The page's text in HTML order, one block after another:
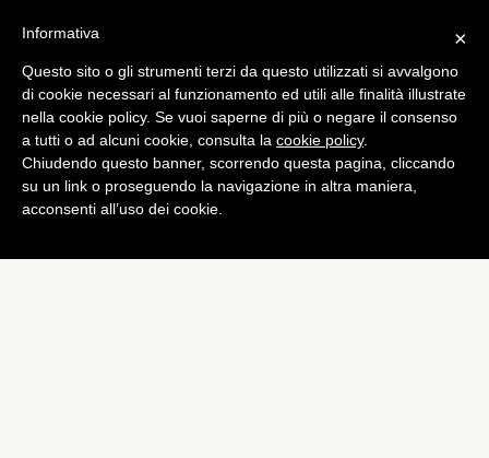
Tech
Persona: Mozilla lo migliora
e lo mette in beta
di Alessandro Moretti
×
Informativa
Questo sito o gli strumenti terzi da questo utilizzati si avvalgono
di cookie necessari al funzionamento ed utili alle finalità illustrate
nella cookie policy. Se vuoi saperne di più o negare il consenso
a tutti o ad alcuni cookie, consulta la cookie policy.
Chiudendo questo banner, scorrendo questa pagina, cliccando
su un link o proseguendo la navigazione in altra maniera,
acconsenti all’uso dei cookie.